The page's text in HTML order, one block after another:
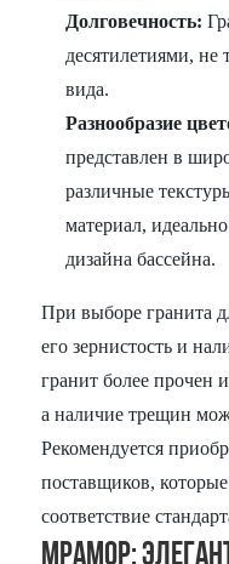
Долговечность:
десятилетиями, не
вида.
Разнообразие
представлен в
различные
материал,
дизайна бассейна.
При выборе гранита
его зернистость и
гранит более прочен
а наличие трещин
Рекомендуется
поставщиков,
соответствие
Мрамор: